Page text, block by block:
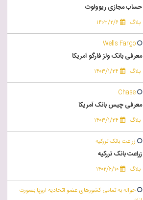
حساب مجازی ریوولوت
بلاگ ۱۴۰۳/۲/۶
Wells Fargo
معرفی بانک ولز فارگو آمریکا
بلاگ ۱۴۰۳/۱/۲۴
Chase
معرفی چیس بانک آمریکا
بلاگ ۱۴۰۳/۱/۲۴
زراعت بانک تررکیه
زراعت بانک تررکیه
بلاگ ۱۴۰۲/۶/۱۰
حواله به تمامی کشورهای عضو اتحادیه اروپا بصورت